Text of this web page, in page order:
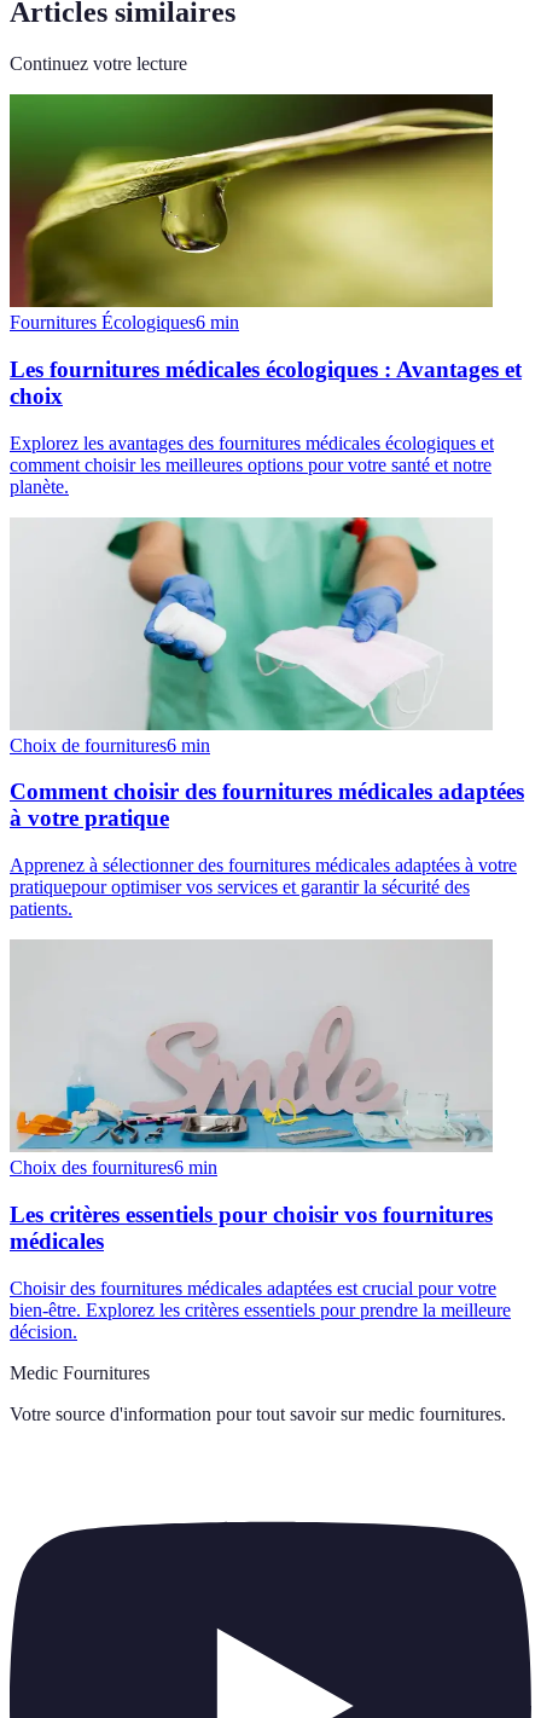
Articles similaires
Continuez votre lecture
Fournitures Écologiques6 min
Les fournitures médicales écologiques : Avantages et
choix
Explorez les avantages des fournitures médicales écologiques et
comment choisir les meilleures options pour votre santé et notre
planète.
Choix de fournitures6 min
Comment choisir des fournitures médicales adaptées
à votre pratique
Apprenez à sélectionner des fournitures médicales adaptées à votre
pratiquepour optimiser vos services et garantir la sécurité des
patients.
Choix des fournitures6 min
Les critères essentiels pour choisir vos fournitures
médicales
Choisir des fournitures médicales adaptées est crucial pour votre
bien-être. Explorez les critères essentiels pour prendre la meilleure
décision.
Medic Fournitures
Votre source d'information pour tout savoir sur medic fournitures.